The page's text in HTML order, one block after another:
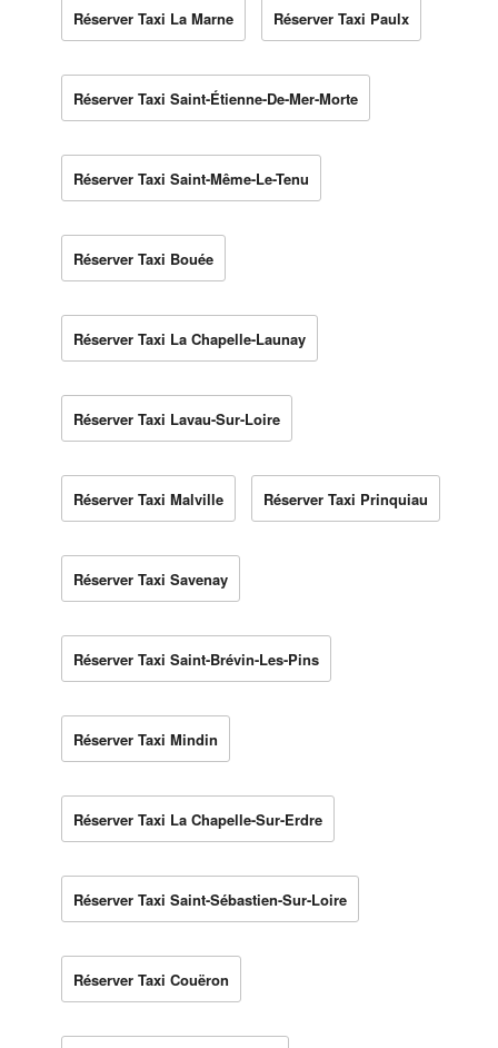
Réserver Taxi La Marne Réserver Taxi Paulx
Réserver Taxi Saint-Étienne-De-Mer-Morte
Réserver Taxi Saint-Même-Le-Tenu
Réserver Taxi Bouée
Réserver Taxi La Chapelle-Launay
Réserver Taxi Lavau-Sur-Loire
Réserver Taxi Malville Réserver Taxi Prinquiau
Réserver Taxi Savenay
Réserver Taxi Saint-Brévin-Les-Pins
Réserver Taxi Mindin
Réserver Taxi La Chapelle-Sur-Erdre
Réserver Taxi Saint-Sébastien-Sur-Loire
Réserver Taxi Couëron